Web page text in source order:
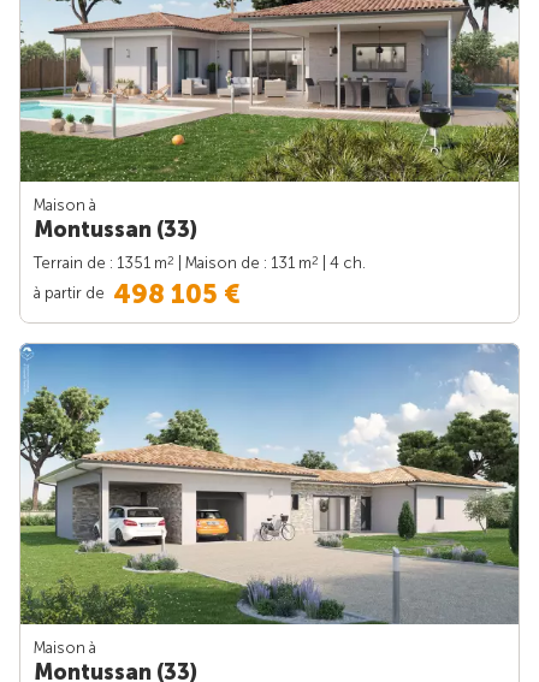
Maison à
Montussan (33)
Terrain de : 1351 m2 | Maison de : 131 m2
| 4 ch.
à partir de 498 105 €
Maison à
Montussan (33)